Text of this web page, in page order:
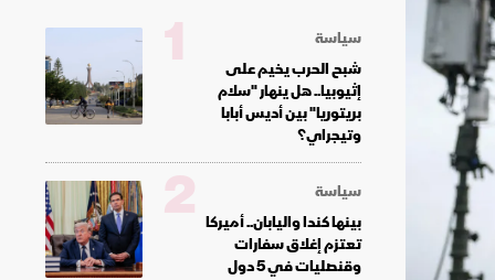
سياسة
شبح الحرب يخيم على
إثيوبيا.. هل ينهار "سلام
بريتوريا" بين أديس أبابا
وتيجراي؟
1
سياسة
بينها كندا واليابان.. أميركا
تعتزم إغلاق سفارات
وقنصليات في 5 دول
2